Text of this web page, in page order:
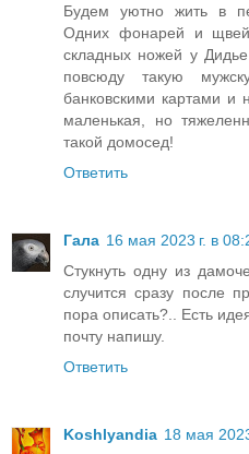
Будем уютно жить в
Одних фонарей и
складных ножей у
повсюду такую
банковскими картами и
маленькая, но
такой домосед!
Ответить
Гала 16 мая 2023 г. в
Стукнуть одну из
случится сразу после
пора описать?.. Есть
почту напишу.
Ответить
Koshlyandia 18 мая